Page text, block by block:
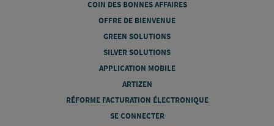
COIN DES BONNES AFFAIRES
OFFRE DE BIENVENUE
GREEN SOLUTIONS
SILVER SOLUTIONS
APPLICATION MOBILE
ARTIZEN
RÉFORME FACTURATION ÉLECTRONIQUE
SE CONNECTER